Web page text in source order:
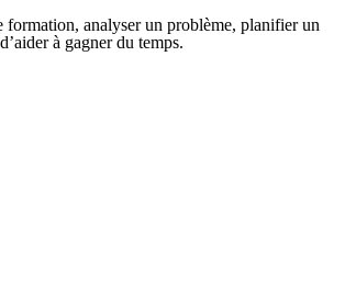
formation, analyser un problème, planifier un
à gagner du temps.